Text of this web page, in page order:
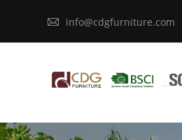
 info@cdgfurniture.com